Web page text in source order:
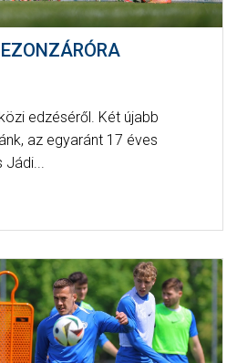
edzéséről. Két újabb
az egyaránt 17 éves
Jádi...